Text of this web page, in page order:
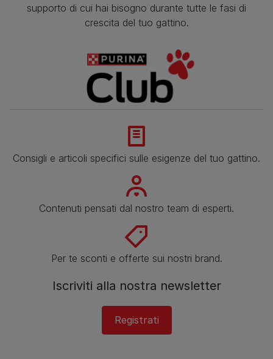
supporto di cui hai bisogno durante tutte le fasi di
crescita del tuo gattino.
Consigli e articoli specifici sulle esigenze del tuo gattino.
Contenuti pensati dal nostro team di esperti.
Per te sconti e offerte sui nostri brand.
Iscriviti alla nostra newsletter
Registrati